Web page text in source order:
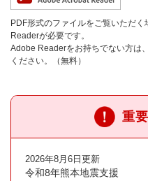
PDF形式のファイルをご覧いただ
Readerが必要です。
Adobe Readerをお持ちでない方は
ください。（無料）
重
2026年8月6日更新
令和8年熊本地震支援